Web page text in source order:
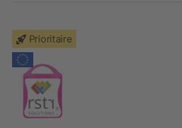
Prioritaire